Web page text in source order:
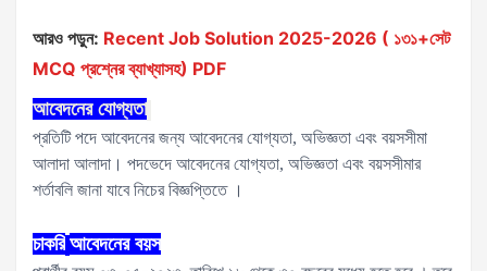
আরও পড়ুন: Recent Job Solution 2025-2026 ( ১৩১+সেট
MCQ প্রশ্নের ব্যাখ্যাসহ) PDF
আবেদনের যোগ্যতা
প্রতিটি পদে আবেদনের জন্য আবেদনের যোগ্যতা, অভিজ্ঞতা এবং বয়সসীমা
আলাদা আলাদা। পদভেদে আবেদনের যোগ্যতা, অভিজ্ঞতা এবং বয়সসীমার
শর্তাবলি জানা যাবে নিচের বিজ্ঞপ্তিতে ।
চাকরি আবেদনের বয়স